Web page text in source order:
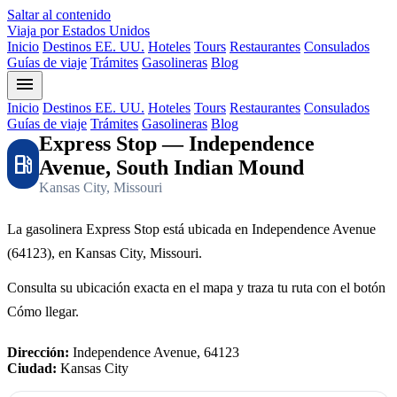
Saltar al contenido
Viaja por Estados Unidos
Inicio Destinos EE. UU. Hoteles Tours Restaurantes Consulados
Guías de viaje Trámites Gasolineras Blog
menu
Inicio Destinos EE. UU. Hoteles Tours Restaurantes Consulados
Guías de viaje Trámites Gasolineras Blog
local_gas_station
Express Stop — Independence
Avenue, South Indian Mound
Kansas City, Missouri
La gasolinera Express Stop está ubicada en Independence Avenue
(64123), en Kansas City, Missouri.
Consulta su ubicación exacta en el mapa y traza tu ruta con el botón
Cómo llegar.
Dirección: Independence Avenue, 64123
Ciudad: Kansas City